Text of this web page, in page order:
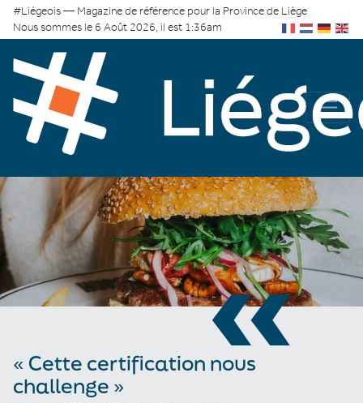
#Liégeois — Magazine de référence pour la Province de Liège
Nous sommes le 6 Août 2026, il est 1:36am
«
« Cette certification nous
challenge »